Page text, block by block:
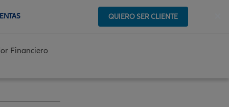
QUIERO SER CLIENTE
Financiero